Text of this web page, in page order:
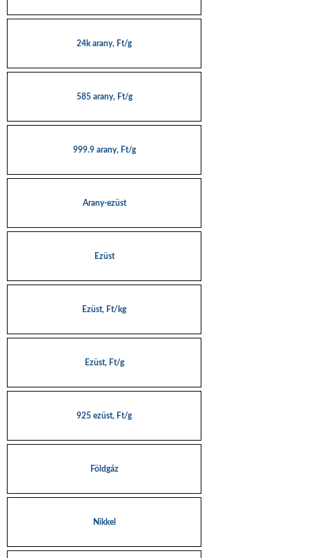
24k arany, Ft/g
585 arany, Ft/g
999.9 arany, Ft/g
Arany-ezüst
Ezüst
Ezüst, Ft/kg
Ezüst, Ft/g
925 ezüst, Ft/g
Földgáz
Nikkel